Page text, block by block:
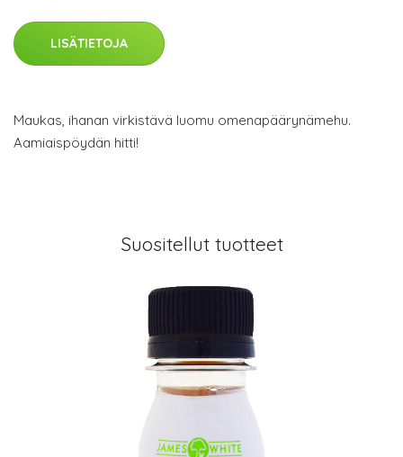
LISÄTIETOJA
Maukas, ihanan virkistävä luomu omenapäärynämehu.
Aamiaispöydän hitti!
Suositellut tuotteet